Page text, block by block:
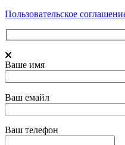
Пользовательское
Ваше имя
Ваш емайл
Ваш телефон